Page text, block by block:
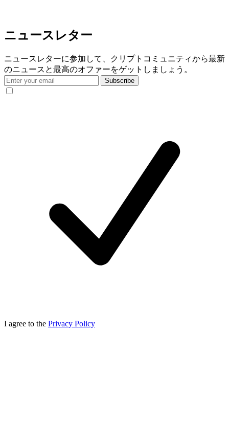
ニュースレター
ニュースレターに参加して、クリプトコミュニティから最新
のニュースと最高のオファーをゲットしましょう。
Subscribe
I agree to the Privacy Policy